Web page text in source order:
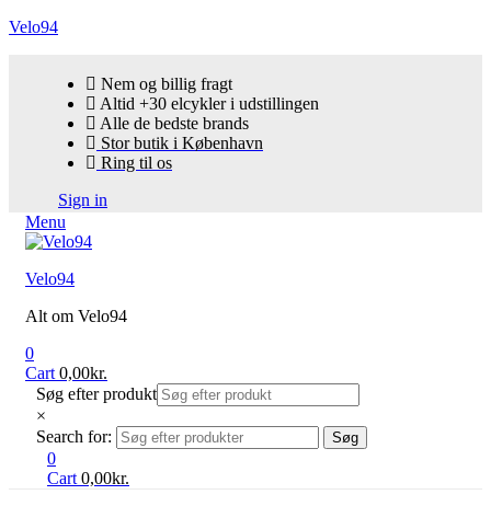
Velo94
Nem og billig fragt
Altid +30 elcykler i udstillingen
Alle de bedste brands
Stor butik i København
Ring til os
Sign in
Menu
Velo94
Alt om Velo94
0
Cart 0,00kr.
Søg efter produkt
×
Search for:
Søg
0
Cart 0,00kr.